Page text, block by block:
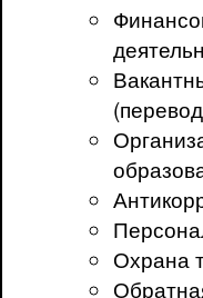
Охрана